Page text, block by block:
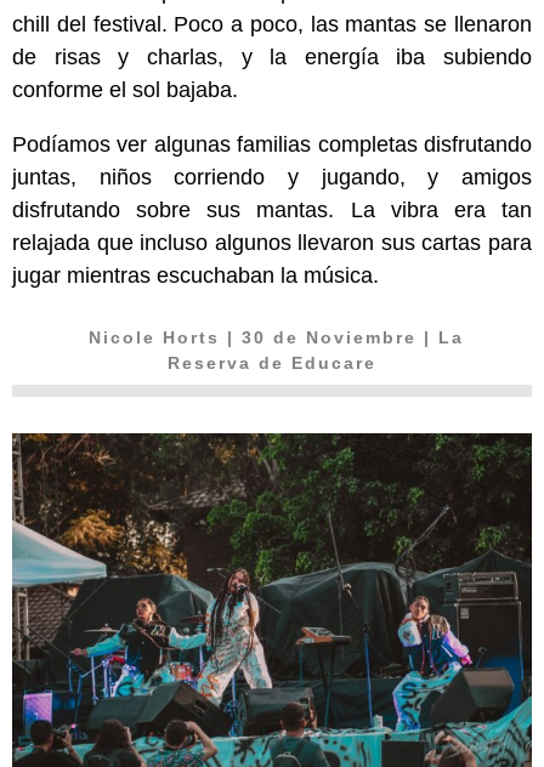
chill del festival. Poco a poco, las mantas se llenaron
de risas y charlas, y la energía iba subiendo
conforme el sol bajaba.
Podíamos ver algunas familias completas disfrutando
juntas, niños corriendo y jugando, y amigos
disfrutando sobre sus mantas. La vibra era tan
relajada que incluso algunos llevaron sus cartas para
jugar mientras escuchaban la música.
Nicole Horts
| 30 de Noviembre | La
Reserva de Educare